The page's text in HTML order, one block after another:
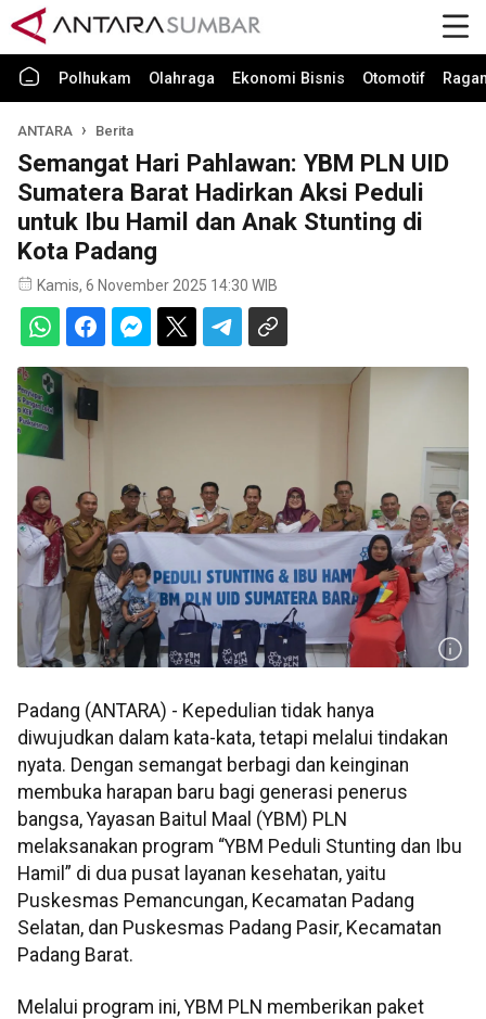
Polhukam Olahraga Ekonomi Bisnis Otomotif
ANTARA Berita
Semangat Hari Pahlawan: YBM PLN UID
Sumatera Barat Hadirkan Aksi Peduli
untuk Ibu Hamil dan Anak Stunting di
Kota Padang
Kamis, 6 November 2025 14:30 WIB
Padang (ANTARA) - Kepedulian tidak hanya
diwujudkan dalam kata-kata, tetapi melalui tindakan
nyata. Dengan semangat berbagi dan keinginan
membuka harapan baru bagi generasi penerus
bangsa, Yayasan Baitul Maal (YBM) PLN
melaksanakan program “YBM Peduli Stunting dan Ibu
Hamil” di dua pusat layanan kesehatan, yaitu
Puskesmas Pemancungan, Kecamatan Padang
Selatan, dan Puskesmas Padang Pasir, Kecamatan
Padang Barat.
Melalui program ini, YBM PLN memberikan paket